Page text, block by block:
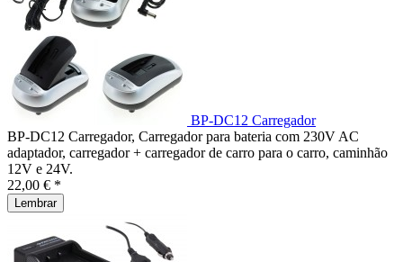
BP-DC12 Carregador
BP-DC12 Carregador, Carregador para bateria com 230V AC
adaptador, carregador + carregador de carro para o carro, caminhão
12V e 24V.
22,00 € *
Lembrar